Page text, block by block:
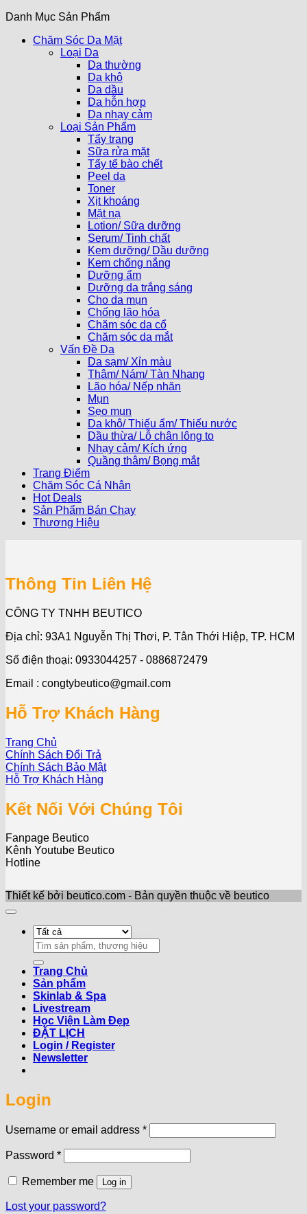
Danh Mục Sản Phẩm
Chăm Sóc Da Mặt
Loại Da
Da thường
Da khô
Da dầu
Da hỗn hợp
Da nhạy cảm
Loại Sản Phẩm
Tẩy trang
Sữa rửa mặt
Tẩy tế bào chết
Peel da
Toner
Xịt khoáng
Mặt nạ
Lotion/ Sữa dưỡng
Serum/ Tinh chất
Kem dưỡng/ Dầu dưỡng
Kem chống nắng
Dưỡng ẩm
Dưỡng da trắng sáng
Cho da mụn
Chống lão hóa
Chăm sóc da cổ
Chăm sóc da mắt
Vấn Đề Da
Da sạm/ Xỉn màu
Thâm/ Nám/ Tàn Nhang
Lão hóa/ Nếp nhăn
Mụn
Sẹo mụn
Da khô/ Thiếu ẩm/ Thiếu nước
Dầu thừa/ Lỗ chân lông to
Nhạy cảm/ Kích ứng
Quầng thâm/ Bọng mắt
Trang Điểm
Chăm Sóc Cá Nhân
Hot Deals
Sản Phẩm Bán Chạy
Thương Hiệu
Thông Tin Liên Hệ
CÔNG TY TNHH BEUTICO
Địa chỉ: 93A1 Nguyễn Thị Thơi, P. Tân Thới Hiệp, TP. HCM
Số điện thoại: 0933044257 - 0886872479
Email : congtybeutico@gmail.com
Hỗ Trợ Khách Hàng
Trang Chủ
Chính Sách Đổi Trả
Chính Sách Bảo Mật
Hỗ Trợ Khách Hàng
Kết Nối Với Chúng Tôi
Fanpage Beutico
Kênh Youtube Beutico
Hotline
Thiết kế bởi beutico.com - Bản quyền thuộc về beutico
Search
for:
Trang Chủ
Sản phẩm
Skinlab & Spa
Livestream
Học Viện Làm Đẹp
ĐẶT LỊCH
Login / Register
Newsletter
Login
Username or email address *Required
Password *Required
Remember me Log in
Lost your password?